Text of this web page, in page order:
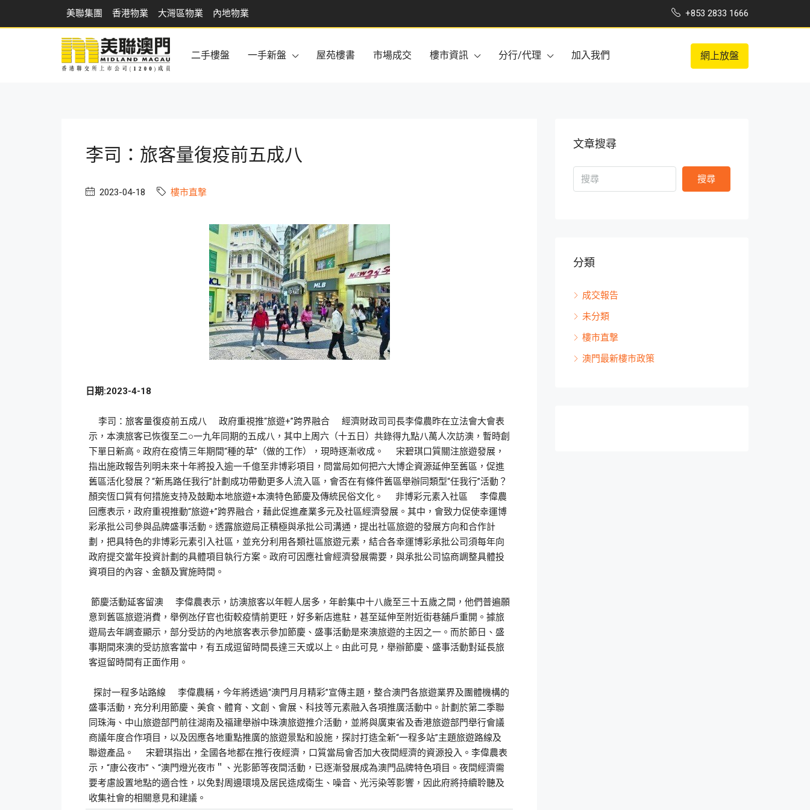
美聯集團 香港物業 大灣區物業 內地物業 +853 2833 1666
二手樓盤 一手新盤 屋苑樓書 市場成交 樓市資訊 分行/代理 加入我們 網上放盤
李司：旅客量復疫前五成八
2023-04-18 樓市直撃
日期:2023-4-18
李司：旅客量復疫前五成八 政府重視推“旅遊+”跨界融合 經濟財政司司長李偉農昨在立法會大會表
示，本澳旅客已恢復至二○一九年同期的五成八，其中上周六（十五日）共錄得九點八萬人次訪澳，暫時創
下單日新高。政府在疫情三年期間“種的草”（做的工作），現時逐漸收成。 宋碧琪口質關注旅遊發展，
指出施政報告列明未來十年將投入逾一千億至非博彩項目，問當局如何把六大博企資源延伸至舊區，促進
舊區活化發展？“新馬路任我行”計劃成功帶動更多人流入區，會否在有條件舊區舉辦同類型“任我行”活動？
顏奕恆口質有何措施支持及鼓勵本地旅遊+本澳特色節慶及傳統民俗文化。 非博彩元素入社區 李偉農
回應表示，政府重視推動“旅遊+”跨界融合，藉此促進產業多元及社區經濟發展。其中，會致力促使幸運博
彩承批公司參與品牌盛事活動。透露旅遊局正積極與承批公司溝通，提出社區旅遊的發展方向和合作計
劃，把具特色的非博彩元素引入社區，並充分利用各類社區旅遊元素，結合各幸運博彩承批公司須每年向
政府提交當年投資計劃的具體項目執行方案。政府可因應社會經濟發展需要，與承批公司協商調整具體投
資項目的內容、金額及實施時間。
節慶活動延客留澳 李偉農表示，訪澳旅客以年輕人居多，年齡集中十八歲至三十五歲之間，他們普遍願
意到舊區旅遊消費，舉例氹仔官也街較疫情前更旺，好多新店進駐，甚至延伸至附近街巷舖戶重開。據旅
遊局去年調查顯示，部分受訪的內地旅客表示參加節慶、盛事活動是來澳旅遊的主因之一。而於節日、盛
事期間來澳的受訪旅客當中，有五成逗留時間長達三天或以上。由此可見，舉辦節慶、盛事活動對延長旅
客逗留時間有正面作用。
探討一程多站路線 李偉農稱，今年將透過“澳門月月精彩”宣傳主題，整合澳門各旅遊業界及團體機構的
盛事活動，充分利用節慶、美食、體育、文創、會展、科技等元素融入各項推廣活動中。計劃於第二季聯
同珠海、中山旅遊部門前往湖南及福建舉辦中珠澳旅遊推介活動，並將與廣東省及香港旅遊部門舉行會議
商議年度合作項目，以及因應各地重點推廣的旅遊景點和設施，探討打造全新“一程多站”主題旅遊路線及
聯遊產品。 宋碧琪指出，全國各地都在推行夜經濟，口質當局會否加大夜間經濟的資源投入。李偉農表
示，“康公夜市”、“澳門燈光夜市＂、光影節等夜間活動，已逐漸發展成為澳門品牌特色項目。夜間經濟需
要考慮設置地點的適合性，以免對周邊環境及居民造成衛生、噪音、光污染等影響，因此府將持續聆聽及
收集社會的相關意見和建議。
文章搜尋
搜尋
分類
成交報告
未分類
樓市直撃
澳門最新樓市政策